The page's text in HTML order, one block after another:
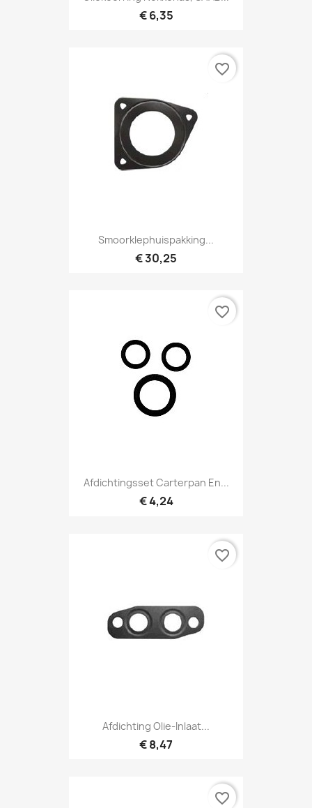
€ 6,35
Smoorklephuispakking...
€ 30,25
favorite_border
Afdichtingsset Carterpan En...
€ 4,24
favorite_border
Afdichting Olie-Inlaat...
€ 8,47
favorite_border
favorite_border